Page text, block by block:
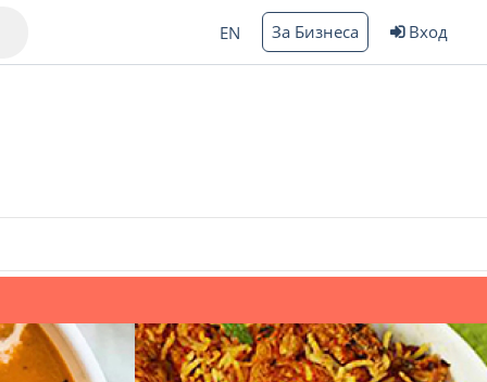
EN За Бизнеса Вход